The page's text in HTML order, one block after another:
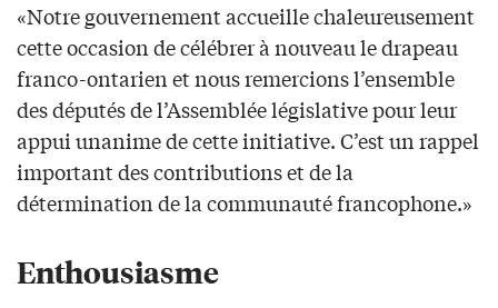
«Notre gouvernement accueille chaleureusement
cette occasion de célébrer à nouveau le drapeau
franco-ontarien et nous remercions l’ensemble
des députés de l’Assemblée législative pour leur
appui unanime de cette initiative. C’est un rappel
important des contributions et de la
détermination de la communauté francophone.»
Enthousiasme